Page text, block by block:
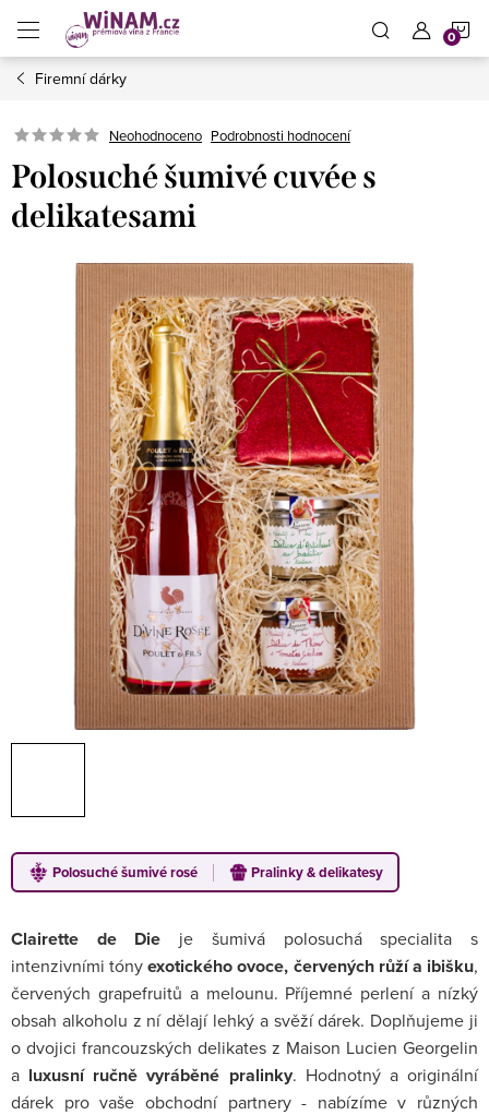
obsah
Firemní dárky
Neohodnoceno Podrobnosti hodnocení
Polosuché šumivé cuvée s
delikatesami
Polosuché šumivé rosé Pralinky & delikatesy
Clairette de Die je šumivá polosuchá specialita s
intenzivními tónyexotického ovoce, červených růží a ibišku,
červených grapefruitů a melounu. Příjemné perlení a nízký
obsah alkoholu z ní dělají lehký a svěží dárek. Doplňujeme ji
o dvojici francouzských delikates z Maison Lucien Georgelin
a luxusní ručně vyráběné pralinky. Hodnotný a originální
dárek pro vaše obchodní partnery - nabízíme v různých